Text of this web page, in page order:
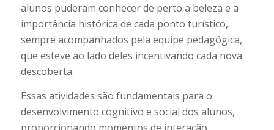
alunos puderam conhecer de perto a beleza e a
importância histórica de cada ponto turístico,
sempre acompanhados pela equipe pedagógica,
que esteve ao lado deles incentivando cada nova
descoberta.
Essas atividades são fundamentais para o
desenvolvimento cognitivo e social dos alunos,